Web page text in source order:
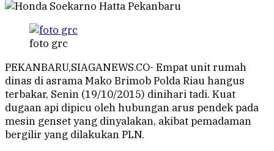
foto grc
PEKANBARU,SIAGANEWS.CO- Empat unit rumah
dinas di asrama Mako Brimob Polda Riau hangus
terbakar, Senin (19/10/2015) dinihari tadi. Kuat
dugaan api dipicu oleh hubungan arus pendek pada
mesin genset yang dinyalakan, akibat pemadaman
bergilir yang dilakukan PLN.